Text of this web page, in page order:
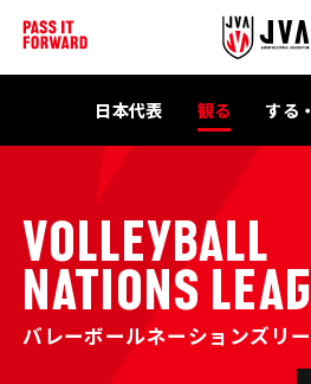
日本代表 観る する
VOLLEYBALL
NATIONS
バレーボールネーションズリ